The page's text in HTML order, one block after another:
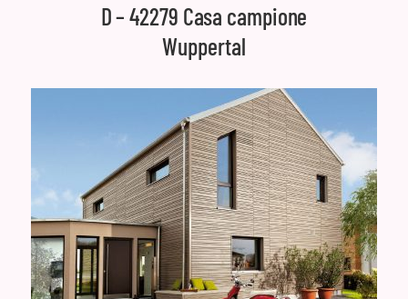
D – 42279 Casa campione
Wuppertal